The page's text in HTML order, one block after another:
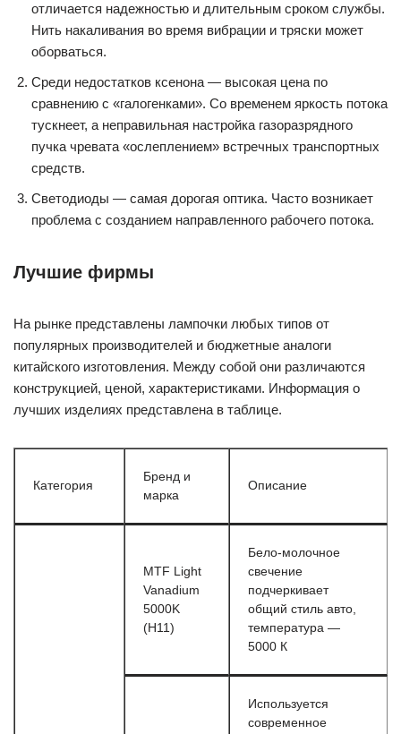
отличается надежностью и длительным сроком службы.
Нить накаливания во время вибрации и тряски может
оборваться.
Среди недостатков ксенона — высокая цена по
сравнению с «галогенками». Со временем яркость потока
тускнеет, а неправильная настройка газоразрядного
пучка чревата «ослеплением» встречных транспортных
средств.
Светодиоды — самая дорогая оптика. Часто возникает
проблема с созданием направленного рабочего потока.
Лучшие фирмы
На рынке представлены лампочки любых типов от
популярных производителей и бюджетные аналоги
китайского изготовления. Между собой они различаются
конструкцией, ценой, характеристиками. Информация о
лучших изделиях представлена в таблице.
Категория
Бренд и
марка
Описание
MTF Light
Vanadium
5000K
(H11)
Бело-молочное
свечение
подчеркивает
общий стиль авто,
температура —
5000 К
Используется
современное